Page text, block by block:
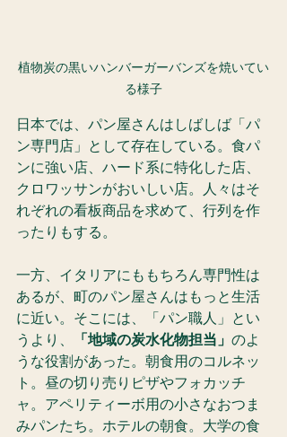
植物炭の黒いハンバーガーバンズを焼いてい
る様子
日本では、パン屋さんはしばしば「パ
ン専門店」として存在している。食パ
ンに強い店、ハード系に特化した店、
クロワッサンがおいしい店。人々はそ
れぞれの看板商品を求めて、行列を作
ったりもする。
一方、イタリアにももちろん専門性は
あるが、町のパン屋さんはもっと生活
に近い。そこには、「パン職人」とい
うより、
「地域の炭水化物担当」 のよ
うな役割があった。朝食用のコルネッ
ト。昼の切り売りピザやフォカッチ
ャ。アペリティーボ用の小さなおつま
みパンたち。ホテルの朝食。大学の食